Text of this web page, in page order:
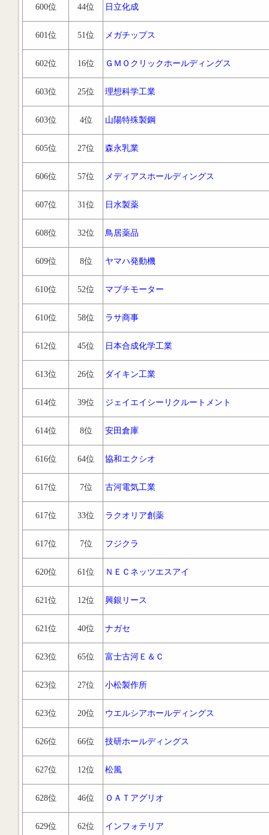
600位 44位 日立化成
601位 51位 メガチップス
602位 16位 ＧＭＯクリックホールディングス
603位 25位 理想科学工業
603位 4位 山陽特殊製鋼
605位 27位 森永乳業
606位 57位 メディアスホールディングス
607位 31位 日水製薬
608位 32位 鳥居薬品
609位 8位 ヤマハ発動機
610位 52位 マブチモーター
610位 58位 ラサ商事
612位 45位 日本合成化学工業
613位 26位 ダイキン工業
614位 39位 ジェイエイシーリクルートメント
614位 8位 安田倉庫
616位 64位 協和エクシオ
617位 7位 古河電気工業
617位 33位 ラクオリア創薬
617位 7位 フジクラ
620位 61位 ＮＥＣネッツエスアイ
621位 12位 興銀リース
621位 40位 ナガセ
623位 65位 富士古河Ｅ＆Ｃ
623位 27位 小松製作所
623位 20位 ウエルシアホールディングス
626位 66位 技研ホールディングス
627位 12位 松風
628位 46位 ＯＡＴアグリオ
629位 62位 インフォテリア